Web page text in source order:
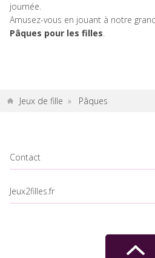
journée.
Amusez-vous en jouant à notre
Pâques pour les filles.
Jeux de fille » Pâques
Contact
Jeux2filles.fr